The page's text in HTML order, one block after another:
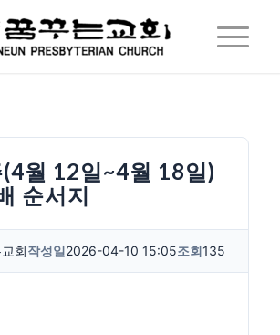
월 12일~4월 18일)
순서지
회작성일2026-04-10 15:05조회135